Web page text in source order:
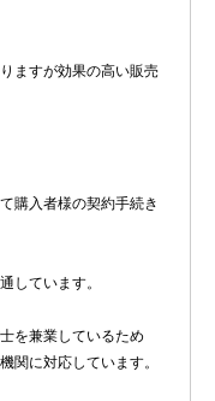
ますが効果の高い販売
購入者様の契約手続き
しています。
を兼業しているため
関に対応しています。